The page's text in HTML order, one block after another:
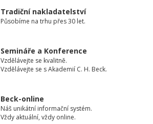
Tradiční nakladatelství
Působíme na trhu přes 30 let.
Semináře a Konference
Vzdělávejte se kvalitně.
Vzdělávejte se s Akademií C. H. Beck.
Beck-online
Náš unikátní informační systém.
Vždy aktuální, vždy online.